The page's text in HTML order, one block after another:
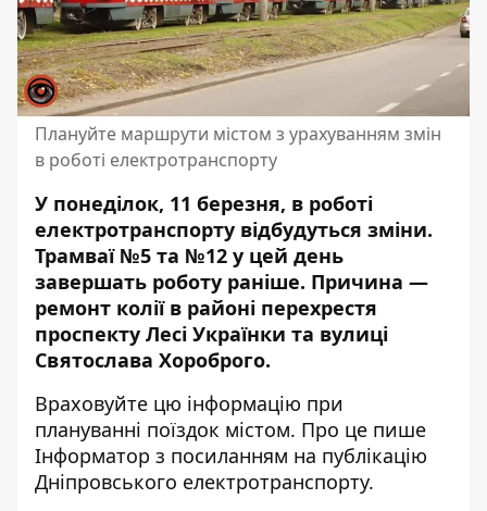
Плануйте маршрути містом з урахуванням змін
в роботі електротранспорту
У понеділок, 11 березня, в роботі
електротранспорту відбудуться зміни.
Трамваї №5 та №12 у цей день
завершать роботу раніше. Причина —
ремонт колії в районі перехрестя
проспекту Лесі Українки та вулиці
Святослава Хороброго.
Враховуйте цю інформацію при
плануванні поїздок містом. Про це пише
Інформатор з посиланням на публікацію
Дніпровського електротранспорту.